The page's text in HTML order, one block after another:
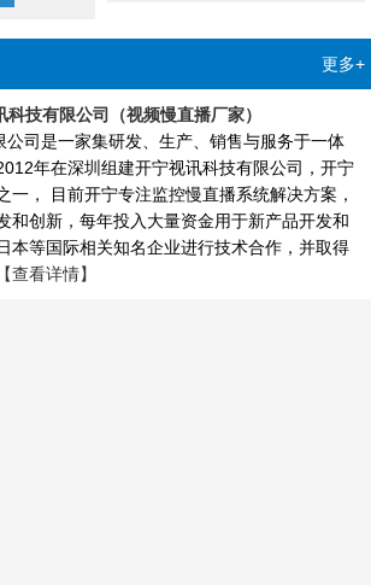
更多+
科技有限公司（视频慢直播厂家）
公司是一家集研发、生产、销售与服务于一体
年在深圳组建开宁视讯科技有限公司，开宁
一， 目前开宁专注监控慢直播系统解决方案，
和创新，每年投入大量资金用于新产品开发和
本等国际相关知名企业进行技术合作，并取得
【查看详情】